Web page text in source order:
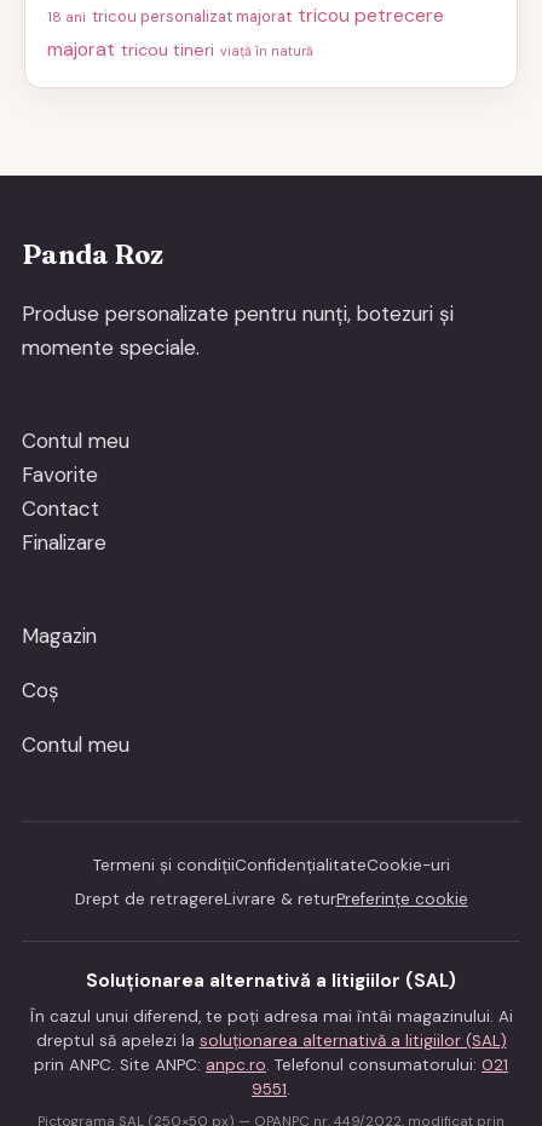
18 ani tricou personalizat majorat tricou petrecere
majorat tricou tineri viață în natură
Panda Roz
Produse personalizate pentru nunți, botezuri și
momente speciale.
Contul meu
Favorite
Contact
Finalizare
Magazin
Coș
Contul meu
Termeni și condițiiConfidențialitateCookie-uri
Drept de retragereLivrare & returPreferințe cookie
Soluționarea alternativă a litigiilor (SAL)
În cazul unui diferend, te poți adresa mai întâi magazinului. Ai
dreptul să apelezi la soluționarea alternativă a litigiilor (SAL)
prin ANPC. Site ANPC: anpc.ro. Telefonul consumatorului: 021
9551.
Pictograma SAL (250×50 px) — OPANPC nr. 449/2022, modificat prin